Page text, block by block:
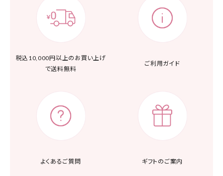
税込10,000円以上の お買い上げ
で送料無料
ご利用ガイド
よくあるご質問 ギフトのご案内